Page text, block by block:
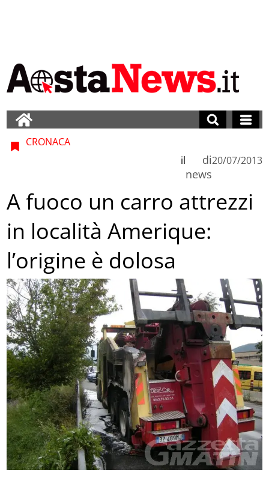
CRONACA
di
news
il 20/07/2013
A fuoco un carro attrezzi
in località Amerique:
l’origine è dolosa